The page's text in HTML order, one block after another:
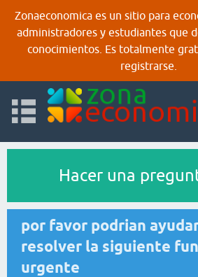
Zonaeconomica es un sitio para
administradores y estudiantes que
conocimientos. Es totalmente
registrarse.
Hacer una
por favor podrian
resolver la siguiente
urgente